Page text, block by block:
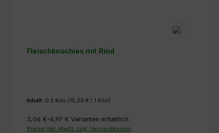
Fleischknochies mit Rind
Inhalt: 0.2 Kilo (15,30 € / 1 Kilo)
3,06 €-6,97 € Varianten erhältlich
Preise inkl. MwSt. zzgl. Versandkosten